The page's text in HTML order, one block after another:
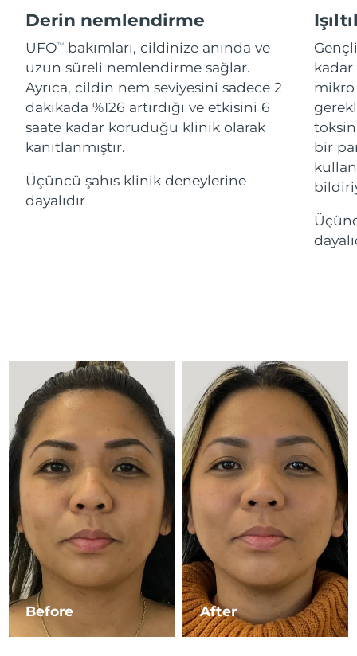
Derin nemlendirme
UFOTM
bakımları, cildinize anında ve
uzun süreli nemlendirme sağlar.
Ayrıca, cildin nem seviyesini sadece 2
dakikada %126 artırdığı ve etkisini 6
saate kadar koruduğu klinik olarak
kanıtlanmıştır.
Üçüncü şahıs klinik deneylerine
dayalıdır
kadar
mikro
bir
Before After
18% PAP
Kozmetik ürünleri Erkekler
Tüm Ürünler
FOREO APP
12/08/2026
Yunanistan
Tahmini teslim tarihi
Çin Hong Kong ÖİB
Tahmini teslim tarihi
09/08/2026
Macaristan
Tahmini teslim tarihi
08/08/2026
İzlanda
Tahmini teslim tarihi
Tahmini teslim tarihi
06/08/2026
İsrail
Tahmini teslim tarihi
12/08/2026
İtalya
Tahmini teslim tarihi
08/08/2026
Japonya
Tahmini teslim tarihi
11/08/2026
Jersey
Tahmini teslim tarihi
13/08/2026
Kazakistan
Tahmini teslim tarihi
10/08/2026
Kuveyt
Tahmini teslim tarihi
08/08/2026